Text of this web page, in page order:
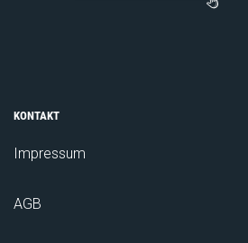
KONTAKT
Impressum
AGB